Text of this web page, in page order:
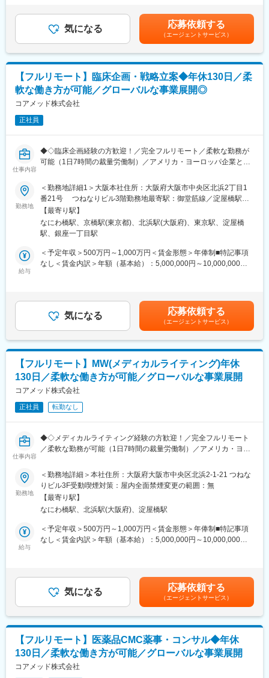
・会議や打ち合わせで必要な時は大阪・東京等へ出張（宿泊も伴
います）が発生します。
※国内出張の頻度は1~3回/年です。（海外出張の可能性も一部ござ
います）
■ワークライフバランス：
同社は、個人が最大限に能力を発揮できるよう働きやすい環境作
りに注力しております。男女問わず在宅勤務が可能です。また、
女性社員も多く、産休・育休取得実績も豊富で9割以上の復職率を
変更の範囲：会社の定める業務
・評価分析および各フェーズにおけるガイダンス相談用報告書の
作成
・治験相談および申請前相談に向けた戦略構築・資料作成・助言
・プロジェクトは個人単独ではなく、社内メンバーと協働しなが
ら分担して推進しています。
・非臨床領域における戦略設計から規制対応まで関わり、開発全
■教育体制：
員として登録しています。業界関連のセミナーにも参加すること
ができ、メーカーと同じレベルの業界知識とマーケット感をアッ
■働き方：
◎完全在宅勤務のため、拠点（東京・大阪）の近くにお住まいで
なくてもご就業いただけます。
◎お昼休みの時間帯も自由なので、例えばお子様がおられる方の
す。
（自分の業務が終わるよう業務管理を行う必要はありますが、裁
・会議や打ち合わせで必要な時は大阪・東京等へ出張（宿泊も伴
います）が発生します。
※国内出張の頻度は1~3回/年です。（海外出張はほとんどありませ
ん。）
■ワークライフバランス：
同社は、個人が最大限に能力を発揮できるよう働きやすい環境作
りに注力しております。男女問わず在宅勤務が可能です。また、
女性社員も多く、産休・育休取得実績も豊富で9割以上の復職率を
誇っており、長期就業が可能な環境・福利厚生が整っています。
安の金額であり、選考を通じて上下する可能性があります。月給
(月額)は固定手当を含めた表記です。
気になる 応募依頼する
（エージェントサービス）
【フルリモート】臨床企画・戦略立案◆年休130日／柔
軟な働き方が可能／グローバルな事業展開◎
コアメッド株式会社
正社員
仕事内容
◆◇臨床企画経験の方歓迎！／完全フルリモート／柔軟な勤務が
可能（1日7時間の裁量労働制）／アメリカ・ヨーロッパ企業と事
◆◇
■仕事内容：
新薬開発における開発戦略および開発企画の立案・評価・助言を
中心とした、コンサルティング業務をお任せします。
臨床開発の上流工程から関与し、プロジェクトの成功に向けた戦
略策定を支援するポジションです。
・各開発フェーズ（Phase I／II／III）における治験プロトコールの
・規制当局（PMDA等）との面談対応・折衝への参画
・治験相談戦略の立案および関連資料の作成
・戦略立案から規制対応まで一貫して関わることで、臨床開発全
体を俯瞰した視点を身につけることが可能です。
通常医薬品メーカー出身が会員である関西医薬協会に、当社は会
員として登録しています。業界関連のセミナーにも参加すること
プデートできる環境です。
◎完全在宅勤務のため、拠点（東京・大阪）の近くにお住まいで
なくてもご就業いただけます。
◎お昼休みの時間帯も自由なので、例えばお子様がおられる方の
場合、お子様の通院やご都合に合わせて業務時間を調整できま
（自分の業務が終わるよう業務管理を行う必要はありますが、裁
量の大きい働き方ができます）
※国内出張の頻度は1~3回/年です。（海外出張はほとんどありませ
ん。）
■ワークライフバランス：
同社は、個人が最大限に能力を発揮できるよう働きやすい環境作
りに注力しております。男女問わず在宅勤務が可能です。また、
女性社員も多く、産休・育休取得実績も豊富で9割以上の復職率を
誇っており、長期就業が可能な環境・福利厚生が整っています。
勤務地
＜勤務地詳細1＞大阪本社住所：大阪府大阪市中央区北浜2丁目1
番21号 つねなりビル3階勤務地最寄駅：御堂筋線／淀屋橋駅受
動喫煙対策：屋内全面禁煙＜勤務地詳細2＞東京支社住所：東京都
千代田区丸の内1-11-1 パシフィックセンチュリープレイス丸の内
13階 受動喫煙対策：屋内全面禁煙変更の範囲：無
【最寄り駅】
なにわ橋駅、京橋駅(東京都)、北浜駅(大阪府)、東京駅、淀屋橋
駅、銀座一丁目駅
給与
＜予定年収＞500万円～1,000万円＜賃金形態＞年俸制■特記事項
なし＜賃金内訳＞年額（基本給）：5,000,000円～10,000,000円
安の金額であり、選考を通じて上下する可能性があります。月給
(月額)は固定手当を含めた表記です。
気になる 応募依頼する
（エージェントサービス）
【フルリモート】MW(メディカルライティング)年休
130日／柔軟な働き方が可能／グローバルな事業展開
コアメッド株式会社
正社員 転勤なし
仕事内容
◆◇メディカルライティング経験の方歓迎！／完全フルリモート
／柔軟な勤務が可能（1日7時間の裁量労働制）／アメリカ・ヨー
ティング会社◆◇
■業務概要：
治験相談用資料や試験総括報告書、承認申請資料（CTDなど）の
作成を中心に、医薬品開発における各種ドキュメント作成業務
（英語・日本語）をお任せします。
■業務の内容：
・オーファンドラッグ指定申請資料
・日本を含む各国規制当局への治験実施計画届（IND等）および
申請資料
・承認申請書（CTDを含む）
・試験総括報告書（CSR） など
勤務地
＜勤務地詳細＞本社住所：大阪府大阪市中央区北浜2-1-21 つねな
りビル3F受動喫煙対策：屋内全面禁煙変更の範囲：無
【最寄り駅】
なにわ橋駅、北浜駅(大阪府)、淀屋橋駅
給与
＜予定年収＞500万円～1,000万円＜賃金形態＞年俸制■特記事項
なし＜賃金内訳＞年額（基本給）：5,000,000円～10,000,000円
安の金額であり、選考を通じて上下する可能性があります。月給
(月額)は固定手当を含めた表記です。
気になる 応募依頼する
（エージェントサービス）
【フルリモート】医薬品CMC薬事・コンサル◆年休
130日／柔軟な働き方が可能／グローバルな事業展開
コアメッド株式会社